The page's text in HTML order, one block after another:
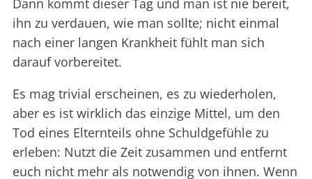
Dann kommt dieser Tag und man ist nie bereit,
ihn zu verdauen, wie man sollte; nicht einmal
nach einer langen Krankheit fühlt man sich
darauf vorbereitet.
Es mag trivial erscheinen, es zu wiederholen,
aber es ist wirklich das einzige Mittel, um den
Tod eines Elternteils ohne Schuldgefühle zu
erleben: Nutzt die Zeit zusammen und entfernt
euch nicht mehr als notwendig von ihnen. Wenn